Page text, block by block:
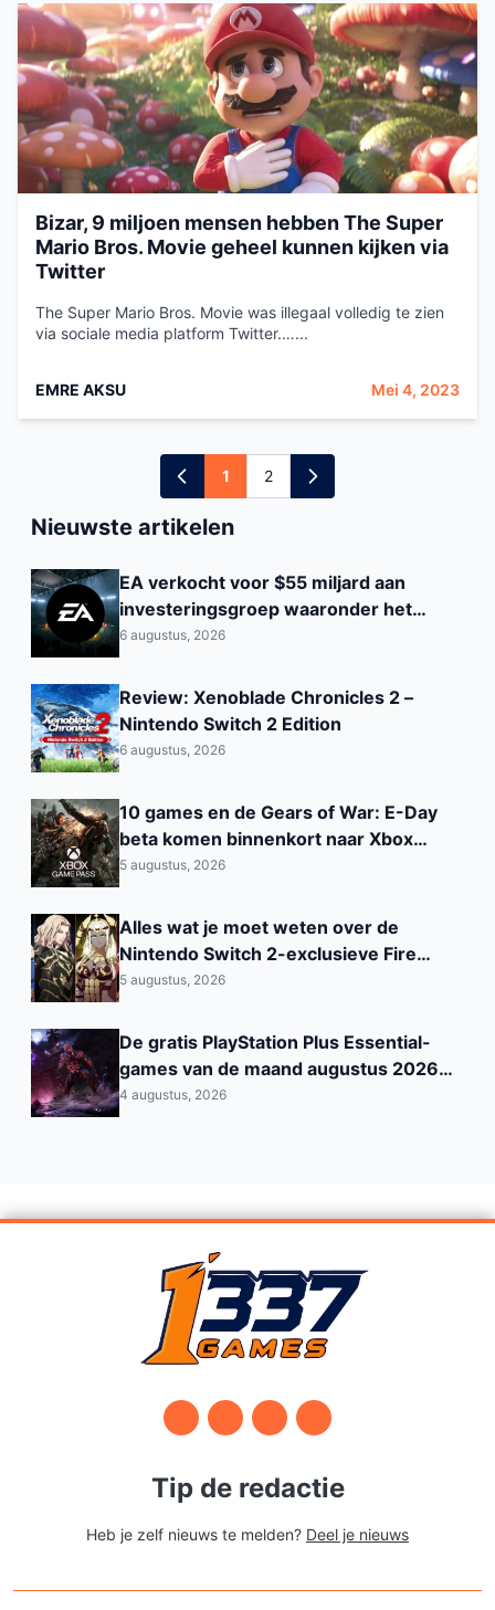
Bizar, 9 miljoen mensen hebben The Super
Mario Bros. Movie geheel kunnen kijken via
Twitter
The Super Mario Bros. Movie was illegaal volledig te zien
via sociale media platform Twitter.…...
EMRE AKSU Mei 4, 2023
1 2
Nieuwste artikelen
EA verkocht voor $55 miljard aan
investeringsgroep waaronder het
Saoedi‑Arabisch PIF
6 augustus, 2026
Review: Xenoblade Chronicles 2 –
Nintendo Switch 2 Edition
6 augustus, 2026
10 games en de Gears of War: E-Day
beta komen binnenkort naar Xbox
Game Pass
5 augustus, 2026
Alles wat je moet weten over de
Nintendo Switch 2-exclusieve Fire
Emblem: Fortune’s Weave
5 augustus, 2026
De gratis PlayStation Plus Essential-
games van de maand augustus 2026
zijn nu beschikbaar
4 augustus, 2026
Tip de redactie
Heb je zelf nieuws te melden? Deel je nieuws